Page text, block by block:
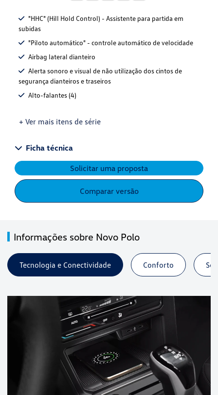
"HHC" (Hill Hold Control) - Assistente para partida em
subidas
"Piloto automático" - controle automático de velocidade
Airbag lateral dianteiro
Alerta sonoro e visual de não utilização dos cintos de
segurança dianteiros e traseiros
Alto-falantes (4)
+ Ver mais itens de série
Ficha técnica
Solicitar uma proposta
Comparar versão
Informações sobre Novo Polo
Tecnologia e Conectividade Conforto